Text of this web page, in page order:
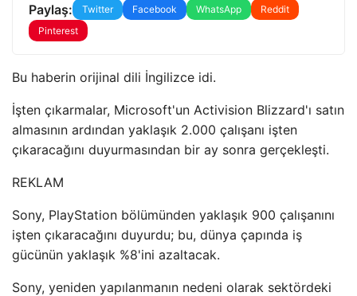
Paylaş: Twitter Facebook WhatsApp
Reddit
Pinterest
Bu haberin orijinal dili İngilizce idi.
İşten çıkarmalar, Microsoft'un Activision Blizzard'ı satın
almasının ardından yaklaşık 2.000 çalışanı işten
çıkaracağını duyurmasından bir ay sonra gerçekleşti.
REKLAM
Sony, PlayStation bölümünden yaklaşık 900 çalışanını
işten çıkaracağını duyurdu; bu, dünya çapında iş
gücünün yaklaşık %8'ini azaltacak.
Sony, yeniden yapılanmanın nedeni olarak sektördeki